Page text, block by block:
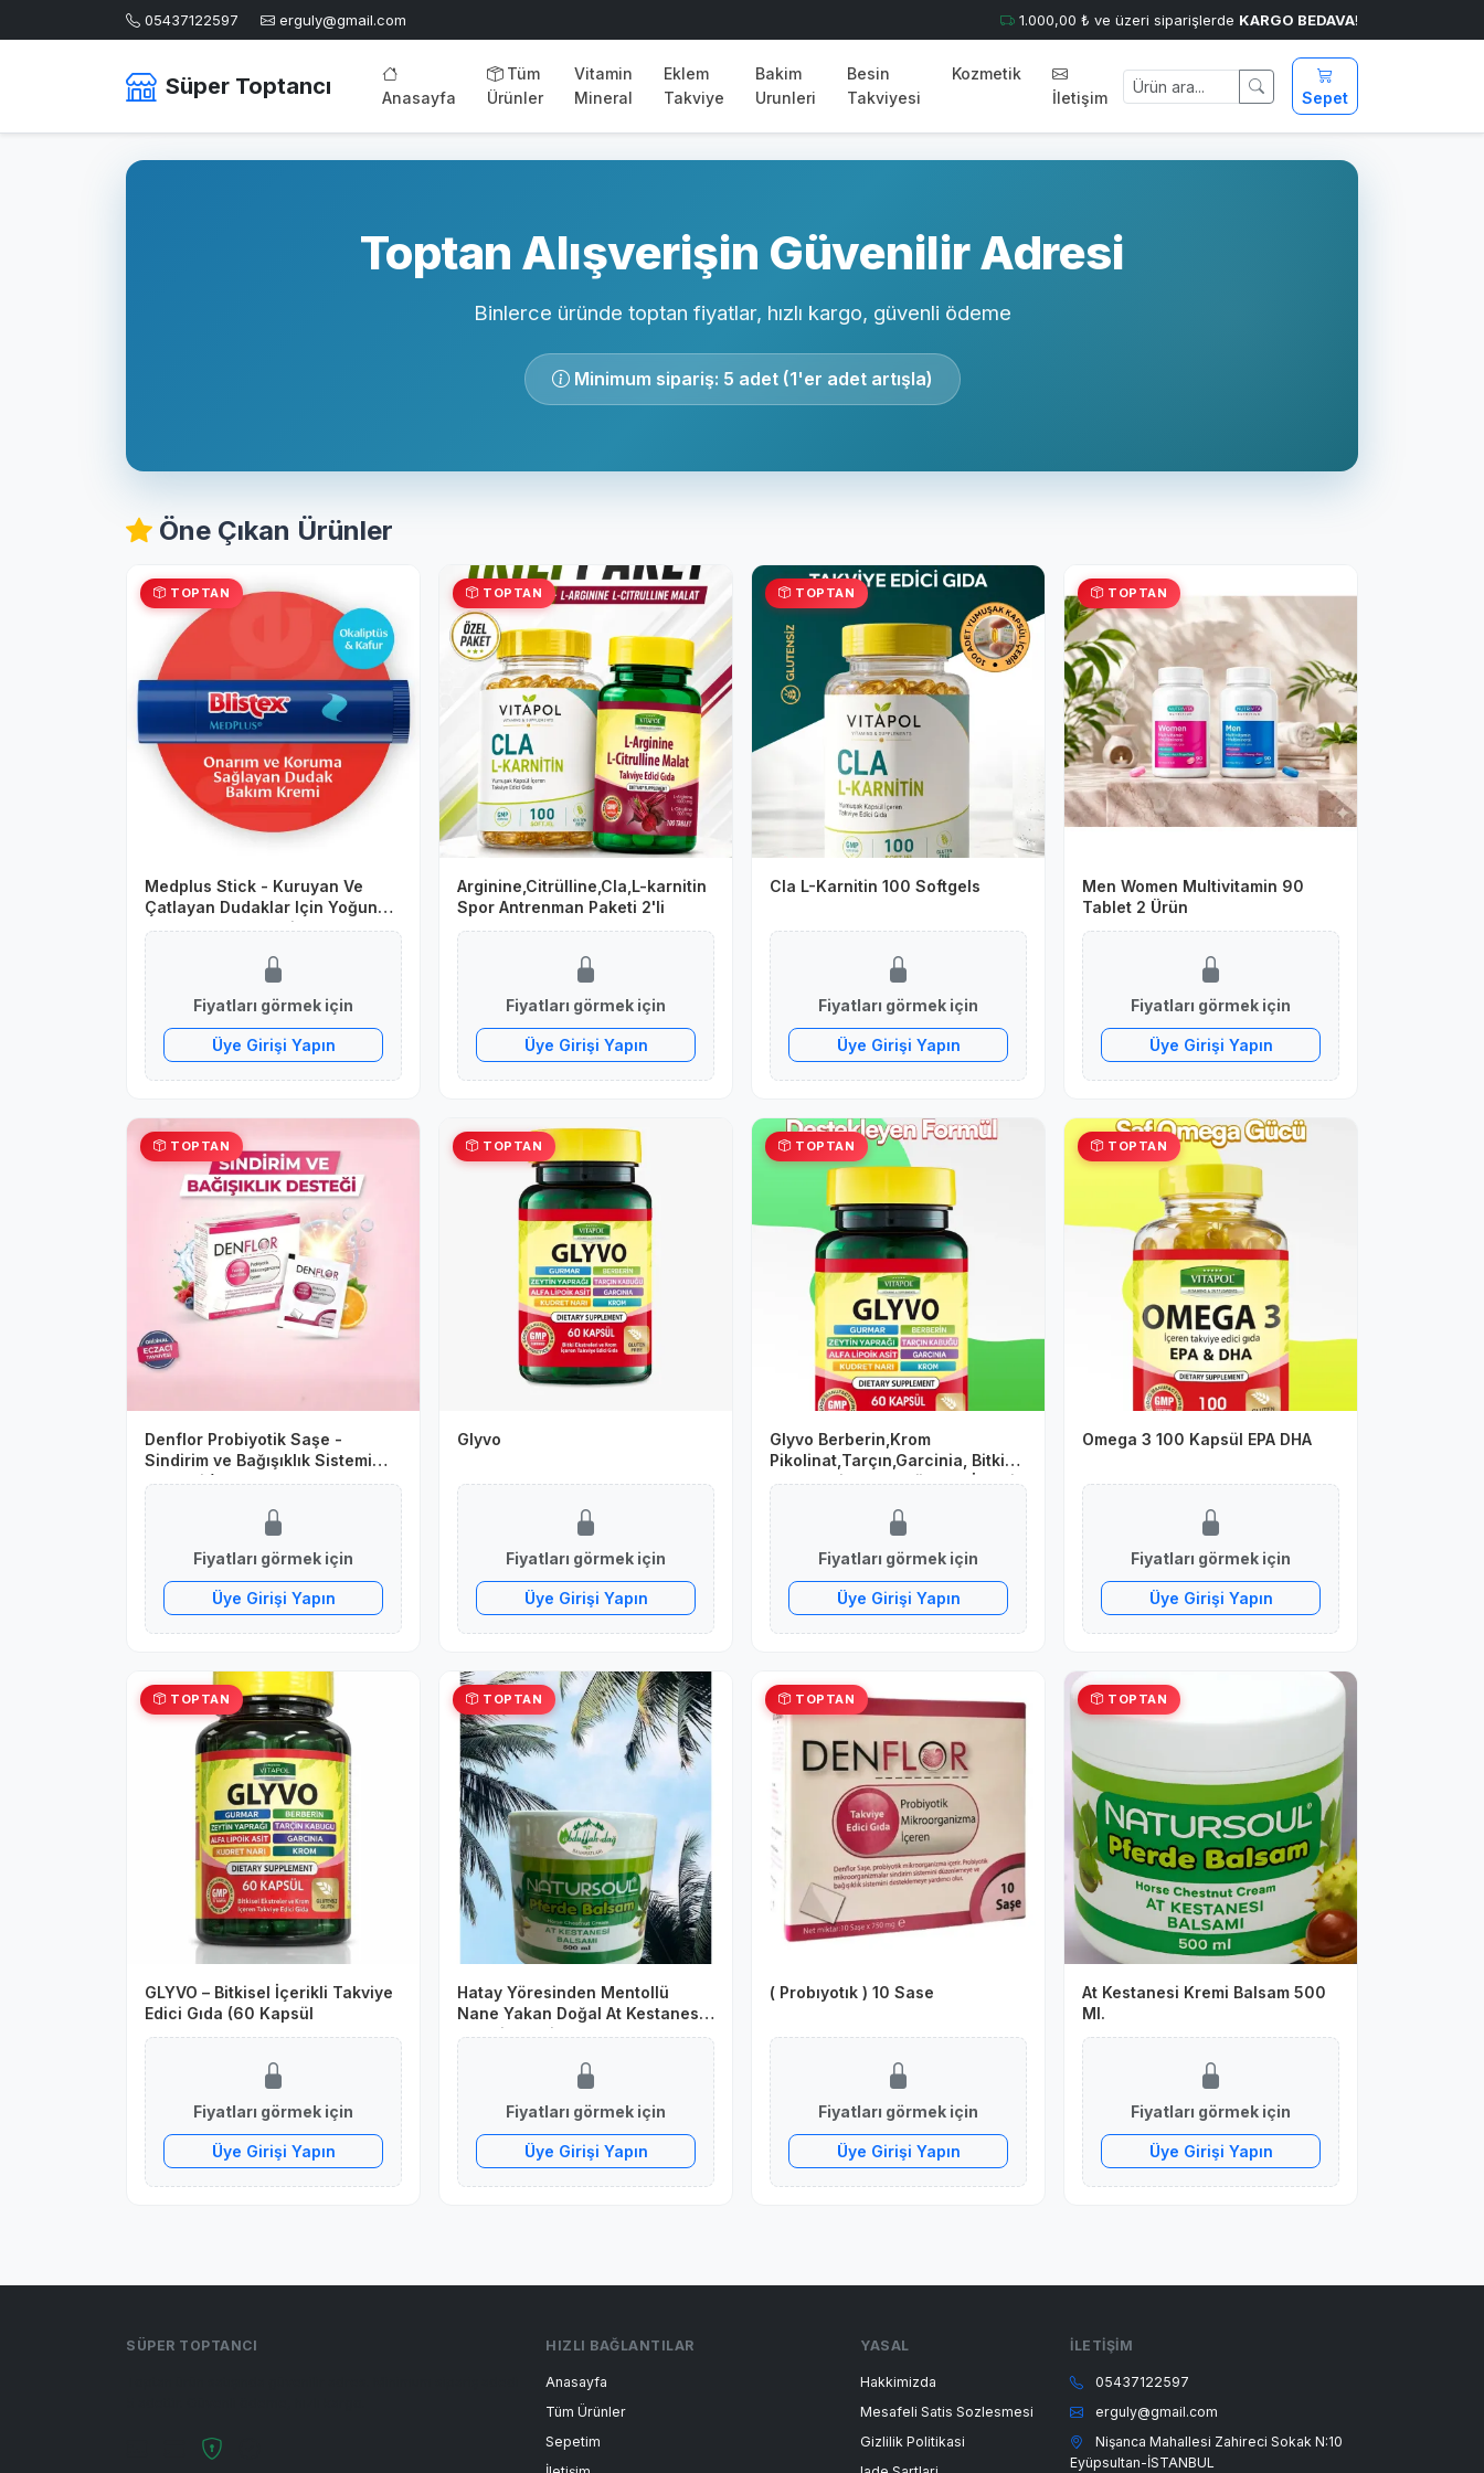
05437122597 erguly@gmail.com 1.000,00 ₺ ve üzeri siparişlerde KARGO BEDAVA!
Süper Toptancı Anasayfa
Tüm
Ürünler
Vitamin
Mineral
Eklem
Takviye
Bakim
Urunleri
Besin
Takviyesi
Kozmetik
İletişim
Sepet
Toptan Alışverişin Güvenilir Adresi
Binlerce üründe toptan fiyatlar, hızlı kargo, güvenli ödeme
Minimum sipariş: 5 adet (1'er adet artışla)
Öne Çıkan Ürünler
TOPTAN
Medplus Stick - Kuruyan Ve
Çatlayan Dudaklar Için Yoğun
Bakım Dudak Kremi
Fiyatları görmek için
Üye Girişi Yapın
TOPTAN
Arginine,Citrülline,Cla,L-karnitin
Spor Antrenman Paketi 2'li
Fiyatları görmek için
Üye Girişi Yapın
TOPTAN
Cla L-Karnitin 100 Softgels
Fiyatları görmek için
Üye Girişi Yapın
TOPTAN
Men Women Multivitamin 90
Tablet 2 Ürün
Fiyatları görmek için
Üye Girişi Yapın
TOPTAN
Denflor Probiyotik Saşe -
Sindirim ve Bağışıklık Sistemi
Desteği (10 Saşe x 750mg)
Fiyatları görmek için
Üye Girişi Yapın
TOPTAN
Glyvo
Fiyatları görmek için
Üye Girişi Yapın
TOPTAN
Glyvo Berberin,Krom
Pikolinat,Tarçın,Garcinia, Bitki
Ekstreleri 60 Kapsül Tatlı İsteği
Azaltma Desteği
Fiyatları görmek için
Üye Girişi Yapın
TOPTAN
Omega 3 100 Kapsül EPA DHA
Fiyatları görmek için
Üye Girişi Yapın
TOPTAN
GLYVO – Bitkisel İçerikli Takviye
Edici Gıda (60 Kapsül
Fiyatları görmek için
Üye Girişi Yapın
TOPTAN
Hatay Yöresinden Mentollü
Nane Yakan Doğal At Kestanesi
Masaj Kremi Balsamı 500 ml
Fiyatları görmek için
Üye Girişi Yapın
TOPTAN
( Probıyotık ) 10 Sase
Fiyatları görmek için
Üye Girişi Yapın
TOPTAN
At Kestanesi Kremi Balsam 500
Ml.
Fiyatları görmek için
Üye Girişi Yapın
SÜPER TOPTANCI HIZLI BAĞLANTILAR
Anasayfa
Tüm Ürünler
Sepetim
YASAL
Hakkimizda
Mesafeli Satis Sozlesmesi
Gizlilik Politikasi
İLETIŞIM
05437122597
erguly@gmail.com
Nişanca Mahallesi Zahireci Sokak N:10
Eyüpsultan-İSTANBUL